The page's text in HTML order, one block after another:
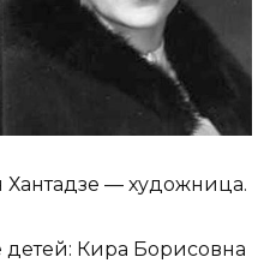
— художница.
Кира Борисовна